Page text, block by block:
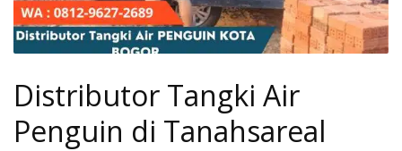
Distributor Tangki Air
Penguin di Tanahsareal